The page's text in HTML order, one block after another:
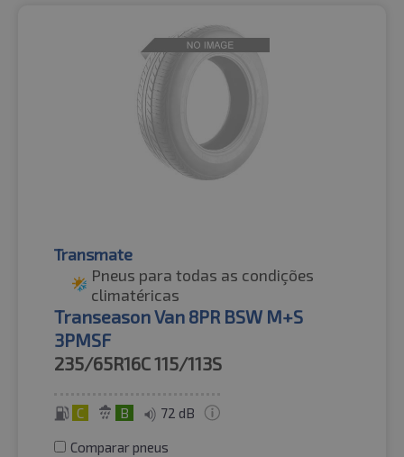
Transmate
Pneus para todas as condições
climatéricas
Transeason Van 8PR BSW M+S
3PMSF
235/65R16C115/113S
C B 72 dB
Comparar pneus